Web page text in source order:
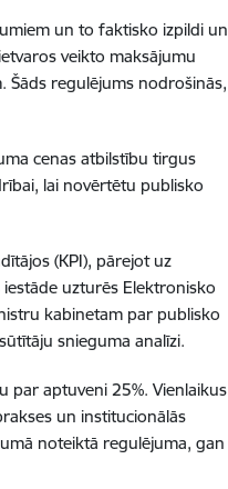
un to faktisko izpildi un
veikto maksājumu
Šāds regulējums nodrošinās,
cenas atbilstību tirgus
lai novērtētu publisko
(KPI), pārejot uz
uzturēs Elektronisko
kabinetam par publisko
snieguma analīzi.
par aptuveni 25%. Vienlaikus
un institucionālās
noteiktā regulējuma, gan